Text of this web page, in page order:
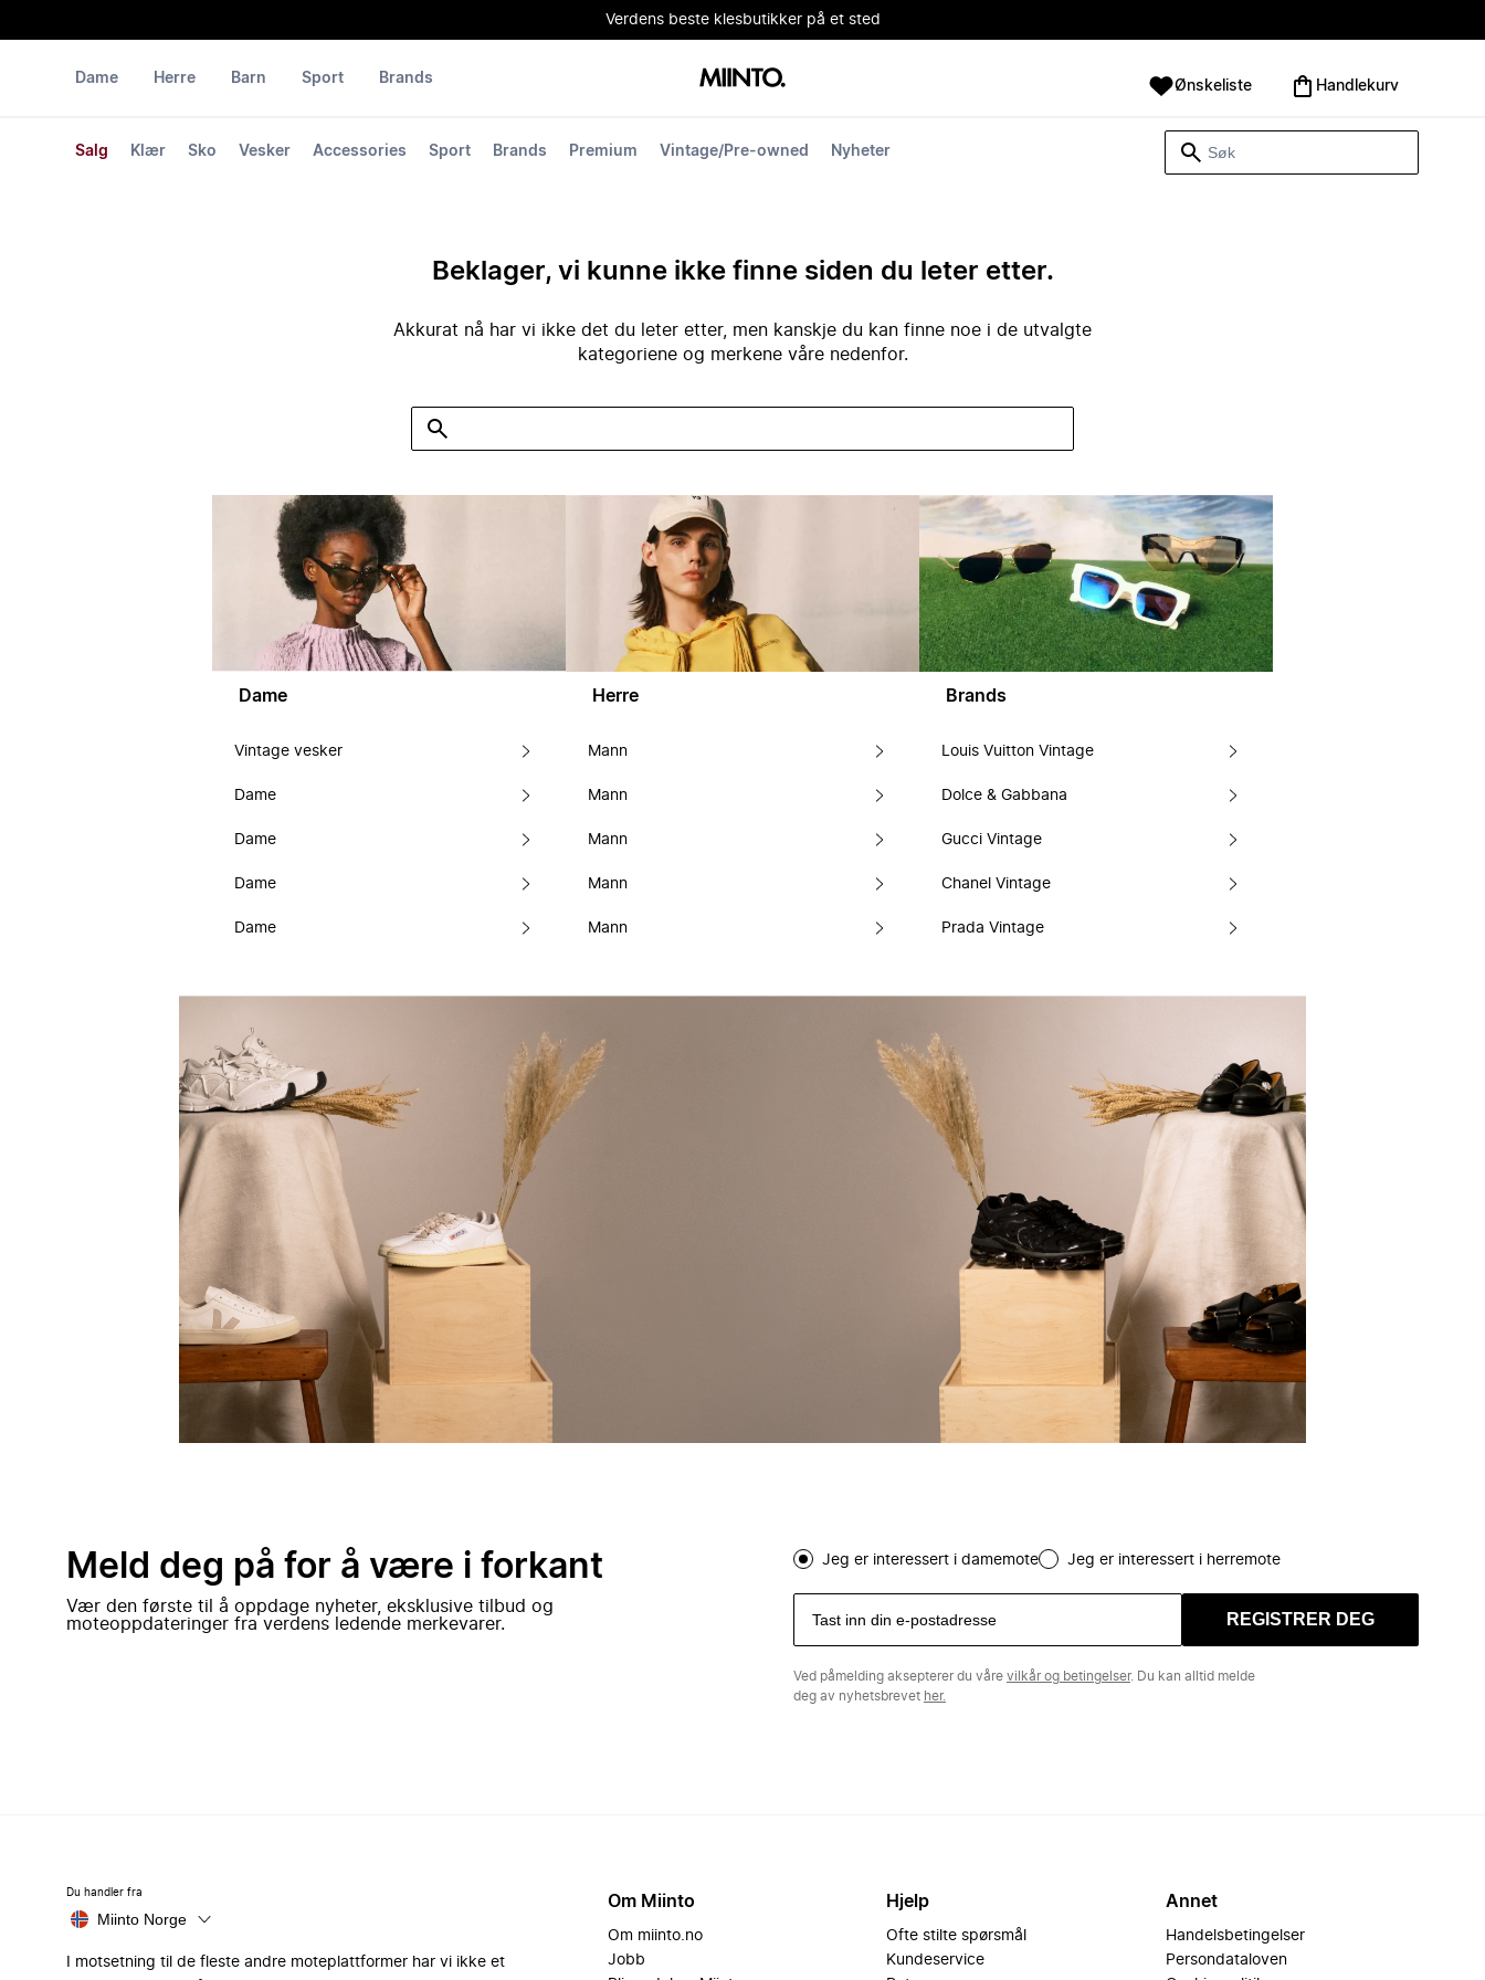
Verdens beste klesbutikker på et sted
Dame
Salg Klær Sko Vesker Accessories Sport Brands Premium Vintage/Pre-owned Nyheter
Herre Barn Sport Brands Ønskeliste Handlekurv
Beklager, vi kunne ikke finne siden du leter etter.
Akkurat nå har vi ikke det du leter etter, men kanskje du kan finne noe i de utvalgte
kategoriene og merkene våre nedenfor.
Dame
Vintage vesker
Dame
Dame
Dame
Dame
Herre
Mann
Mann
Mann
Mann
Mann
Brands
Louis Vuitton Vintage
Dolce & Gabbana
Gucci Vintage
Chanel Vintage
Prada Vintage
Meld deg på for å være i forkant
Vær den første til å oppdage nyheter, eksklusive tilbud og
moteoppdateringer fra verdens ledende merkevarer.
Jeg er interessert i damemote Jeg er interessert i herremote
REGISTRER DEG
Ved påmelding aksepterer du våre vilkår og betingelser. Du kan alltid melde
deg av nyhetsbrevet her.
Du handler fra
Miinto Norge
I motsetning til de fleste andre moteplattformer har vi ikke et
Om Miinto
Om miinto.no
Jobb
Hjelp
Ofte stilte spørsmål
Kundeservice
Annet
Handelsbetingelser
Persondataloven